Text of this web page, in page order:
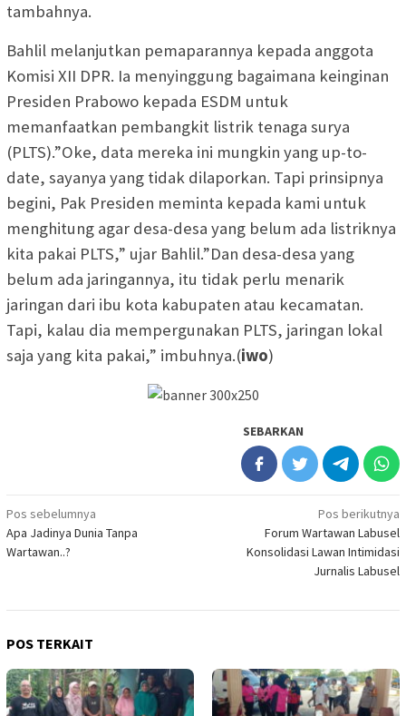
tambahnya.
Bahlil melanjutkan pemaparannya kepada anggota
Komisi XII DPR. Ia menyinggung bagaimana keinginan
Presiden Prabowo kepada ESDM untuk
memanfaatkan pembangkit listrik tenaga surya
(PLTS).”Oke, data mereka ini mungkin yang up-to-
date, sayanya yang tidak dilaporkan. Tapi prinsipnya
begini, Pak Presiden meminta kepada kami untuk
menghitung agar desa-desa yang belum ada listriknya
kita pakai PLTS,” ujar Bahlil.”Dan desa-desa yang
belum ada jaringannya, itu tidak perlu menarik
jaringan dari ibu kota kabupaten atau kecamatan.
Tapi, kalau dia mempergunakan PLTS, jaringan lokal
saja yang kita pakai,” imbuhnya.(iwo)
SEBARKAN
Navigasi
pos
Pos sebelumnya
Apa Jadinya Dunia Tanpa
Wartawan..?
Pos berikutnya
Forum Wartawan Labusel
Konsolidasi Lawan Intimidasi
Jurnalis Labusel
POS TERKAIT